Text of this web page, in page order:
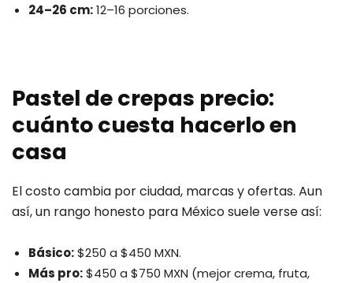
24–26 cm:12–16 porciones.
Pastel de crepas precio:
cuánto cuesta hacerlo en
casa
El costo cambia por ciudad, marcas y ofertas. Aun
así, un rango honesto para México suele verse así:
Básico:$250 a $450 MXN.
Más pro:$450 a $750 MXN (mejor crema, fruta,